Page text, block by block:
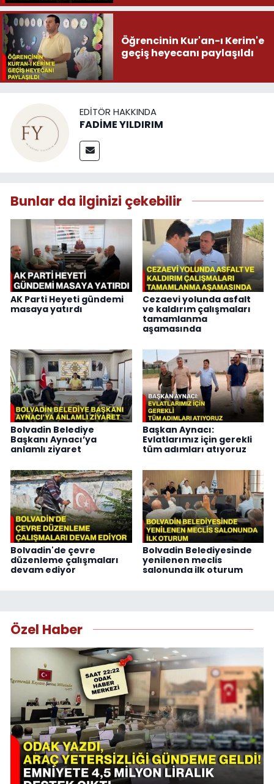
Öğrencinin Kur'an-ı Kerim'e
geçiş heyecanı paylaşıldı
EDITÖR HAKKINDA
FADİME YILDIRIM
Bunlar da ilginizi çekebilir
AK Parti Heyeti gündemi
masaya yatırdı
Cezaevi yolunda asfalt
ve kaldırım çalışmaları
tamamlanma
aşamasında
Bolvadin Belediye
Başkanı Aynacı’ya
anlamlı ziyaret
Başkan Aynacı:
Evlatlarımız için gerekli
tüm adımları atıyoruz
Bolvadin'de çevre
düzenleme çalışmaları
devam ediyor
Bolvadin Belediyesinde
yenilenen meclis
salonunda ilk oturum
Özel Haber